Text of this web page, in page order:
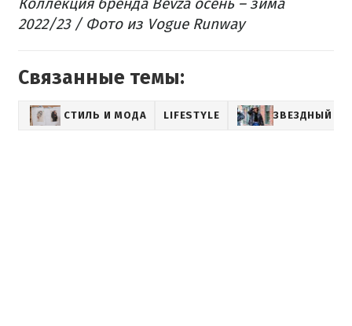
2022/23 / Фото из Vogue Runway
Связанные темы:
СТИЛЬ И МОДА LIFESTYLE ЗВЕЗДНЫЙ